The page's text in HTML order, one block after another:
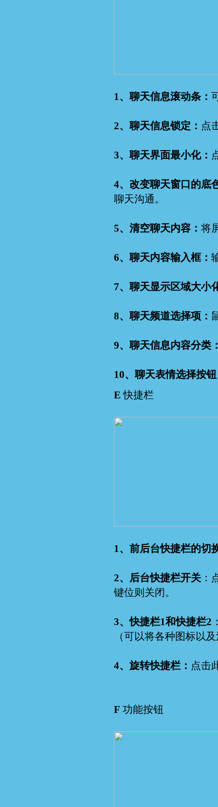
1、聊天信息滚动条：
2、聊天信息锁定： 点
3、聊天界面最小化：
4、改变聊天窗口的底
聊天沟通。
5、清空聊天内容： 将
6、聊天内容输入框：
7、聊天显示区域大小
8、聊天频道选择项：
9、聊天信息内容分类
10、聊天表情选择按
E快捷栏
1、前后台快捷栏的切
2、后台快捷栏开关 ：
键位则关闭。
3、快捷栏1和快捷栏2
（可以将各种图标以
4、旋转快捷栏： 点击
F 功能按钮